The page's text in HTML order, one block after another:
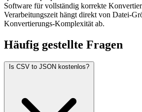
Software für vollständig korrekte
Verarbeitungszeit hängt direkt von Datei-
Konvertierungs-Komplexität ab.
Häufig gestellte Fragen
Is CSV to JSON kostenlos?